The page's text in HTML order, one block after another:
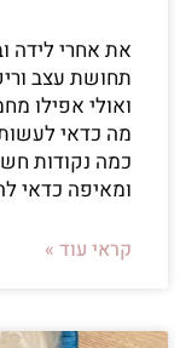
את אחרי לידה
תחושת עצב
ואולי אפילו
מה כדאי
כמה נקודות
ומאיפה כדאי
קראי עוד »